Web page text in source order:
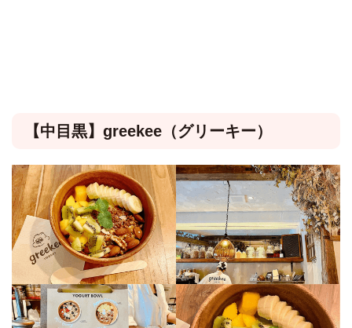
【中目黒】greekee（グリーキー）